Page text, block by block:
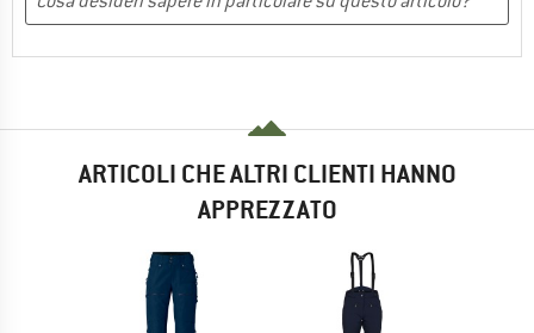
ARTICOLI CHE ALTRI CLIENTI HANNO
APPREZZATO